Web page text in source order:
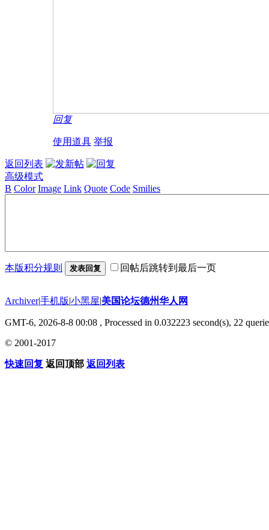
回复
使用道具 举报
返回列表
高级模式
B Color Image Link Quote Code Smilies
本版积分规则 发表回复 回帖后跳转到最后一页
Archiver|手机版|小黑屋|美国论坛德州华人网
GMT-6, 2026-8-8 00:08 , Processed in 0.032223 second(s), 22
© 2001-2017
快速回复 返回顶部 返回列表